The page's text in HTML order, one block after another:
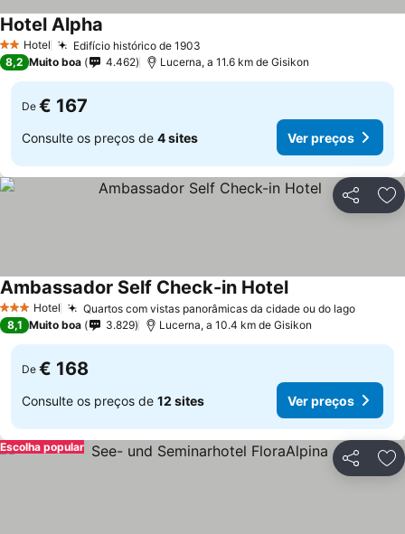
2 Estrelas
Hotel Edifício histórico de 1903
Hotel Alpha
8,2 Muito boa 4.462 Lucerna, a 11.6 km de Gisikon
De € 167
Consulte os preços de 4 sites Ver preços
Partilhar
3 EstrelasHotel Quartos com vistas panorâmicas da cidade ou do lagoVer
Ambassador Self Check-in HotelVer preços
8,1 Muito boa 3.829 Lucerna, a 10.4 km de Gisikon
De € 168
Consulte os preços de 12 sites Ver preços
Partilhar
Escolha popular